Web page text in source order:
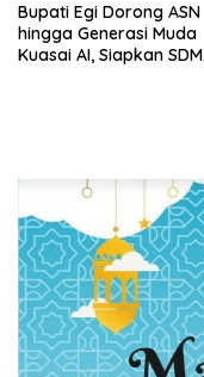
Bupati Egi Dorong ASN
hingga Generasi Muda
Kuasai AI, Siapkan SDM